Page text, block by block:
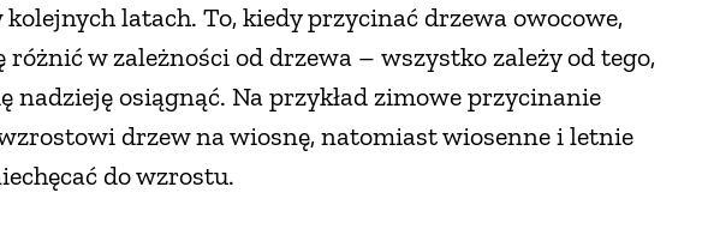
kolejnych latach. To, kiedy przycinać drzewa owocowe,
różnić w zależności od drzewa – wszystko zależy od tego,
nadzieję osiągnąć. Na przykład zimowe przycinanie
drzew na wiosnę, natomiast wiosenne i letnie
do wzrostu.